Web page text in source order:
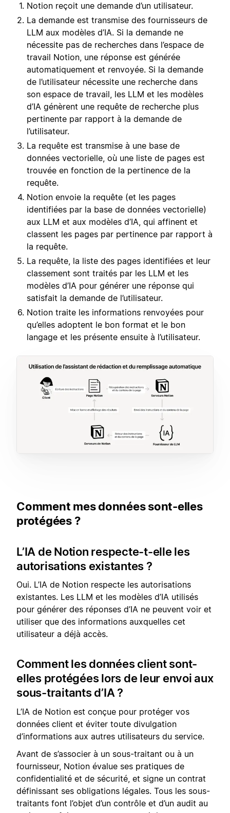
Notion reçoit une demande d’un utilisateur.
La demande est transmise des fournisseurs de
LLM aux modèles d’IA. Si la demande ne
nécessite pas de recherches dans l’espace de
travail Notion, une réponse est générée
automatiquement et renvoyée. Si la demande
de l’utilisateur nécessite une recherche dans
son espace de travail, les LLM et les modèles
d’IA génèrent une requête de recherche plus
pertinente par rapport à la demande de
l’utilisateur.
La requête est transmise à une base de
données vectorielle, où une liste de pages est
trouvée en fonction de la pertinence de la
requête.
Notion envoie la requête (et les pages
identifiées par la base de données vectorielle)
aux LLM et aux modèles d’IA, qui affinent et
classent les pages par pertinence par rapport à
la requête.
La requête, la liste des pages identifiées et leur
classement sont traités par les LLM et les
modèles d’IA pour générer une réponse qui
satisfait la demande de l’utilisateur.
Notion traite les informations renvoyées pour
qu’elles adoptent le bon format et le bon
langage et les présente ensuite à l’utilisateur.
Comment mes données sont-elles
protégées ?
L’IA de Notion respecte-t-elle les
autorisations existantes ?
Oui. L’IA de Notion respecte les autorisations
existantes. Les LLM et les modèles d’IA utilisés
pour générer des réponses d’IA ne peuvent voir et
utiliser que des informations auxquelles cet
utilisateur a déjà accès.
Comment les données client sont-
elles protégées lors de leur envoi aux
sous-traitants d’IA ?
L’IA de Notion est conçue pour protéger vos
données client et éviter toute divulgation
d’informations aux autres utilisateurs du service.
Avant de s’associer à un sous-traitant ou à un
fournisseur, Notion évalue ses pratiques de
confidentialité et de sécurité, et signe un contrat
définissant ses obligations légales. Tous les sous-
traitants font l’objet d’un contrôle et d’un audit au